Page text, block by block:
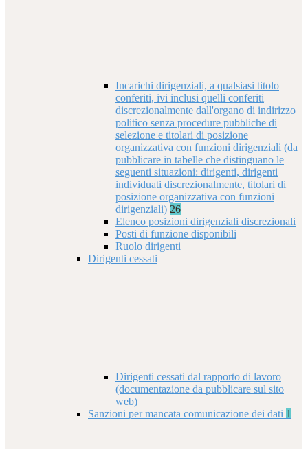
Incarichi dirigenziali, a qualsiasi titolo
conferiti, ivi inclusi quelli conferiti
discrezionalmente dall'organo di indirizzo
politico senza procedure pubbliche di
selezione e titolari di posizione
organizzativa con funzioni dirigenziali (da
pubblicare in tabelle che distinguano le
seguenti situazioni: dirigenti, dirigenti
individuati discrezionalmente, titolari di
posizione organizzativa con funzioni
dirigenziali) 26
Elenco posizioni dirigenziali discrezionali
Posti di funzione disponibili
Ruolo dirigenti
Dirigenti cessati
Dirigenti cessati dal rapporto di lavoro
(documentazione da pubblicare sul sito
web)
Sanzioni per mancata comunicazione dei dati 1